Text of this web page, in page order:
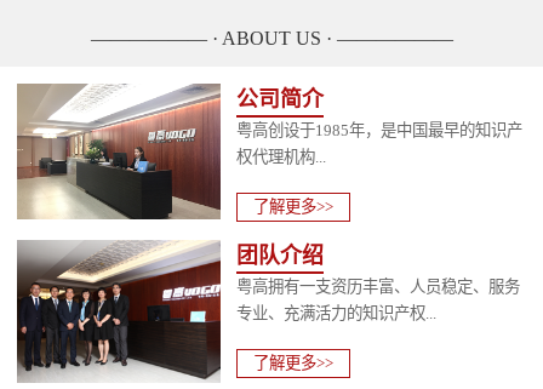
—————— · ABOUT US · ——————
公司简介
粤高创设于1985年，是中国最早的知识产
权代理机构...
了解更多>>
团队介绍
粤高拥有一支资历丰富、人员稳定、服务
专业、充满活力的知识产权...
了解更多>>